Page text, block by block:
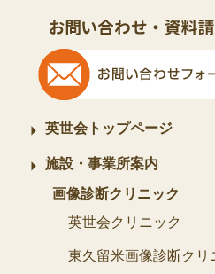
英世会トップページ
施設・事業所案内
画像診断クリニック
英世会クリニック
東久留米画像診断クリ